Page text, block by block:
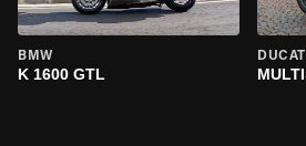
BMW
K 1600 GTL
DUCATI